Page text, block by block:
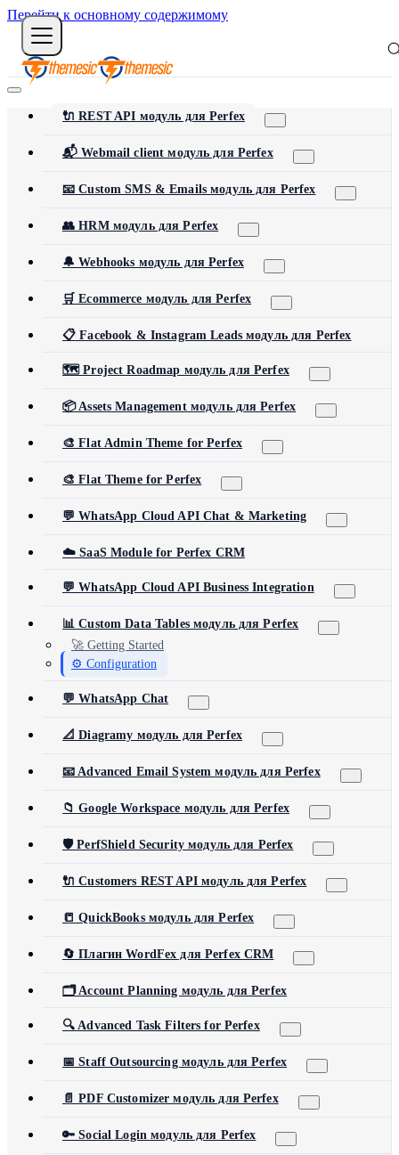
Перейти к основному содержимому
🔌 REST API модуль для Perfex
📬 Webmail client модуль для Perfex
📧 Custom SMS & Emails модуль для Perfex
👥 HRM модуль для Perfex
🔔 Webhooks модуль для Perfex
🛒 Ecommerce модуль для Perfex
📋 Facebook & Instagram Leads модуль для Perfex
🗺️ Project Roadmap модуль для Perfex
📦 Assets Management модуль для Perfex
🎨 Flat Admin Theme for Perfex
🎨 Flat Theme for Perfex
💬 WhatsApp Cloud API Chat & Marketing
☁️ SaaS Module for Perfex CRM
💬 WhatsApp Cloud API Business Integration
📊 Custom Data Tables модуль для Perfex
🚀 Getting Started
⚙️ Configuration
💬 WhatsApp Chat
📐 Diagramy модуль для Perfex
📧 Advanced Email System модуль для Perfex
📁 Google Workspace модуль для Perfex
🛡️ PerfShield Security модуль для Perfex
🔌 Customers REST API модуль для Perfex
📒 QuickBooks модуль для Perfex
🔄 Плагин WordFex для Perfex CRM
🗂️ Account Planning модуль для Perfex
🔍 Advanced Task Filters for Perfex
📅 Staff Outsourcing модуль для Perfex
📄 PDF Customizer модуль для Perfex
🔑 Social Login модуль для Perfex